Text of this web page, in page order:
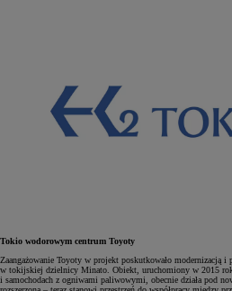
Tokio wodorowym centrum Toyoty
Zaangażowanie Toyoty w projekt poskutkowało
w tokijskiej dzielnicy Minato. Obiekt, uruchomiony w 2015
i samochodach z ogniwami paliwowymi, obecnie działa pod